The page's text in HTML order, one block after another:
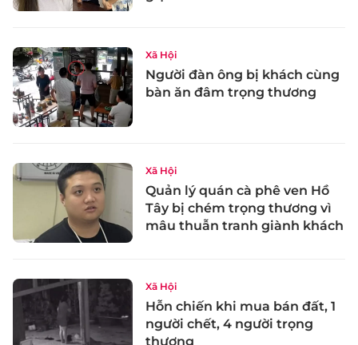
Xã Hội
Người đàn ông bị khách cùng
bàn ăn đâm trọng thương
Xã Hội
Quản lý quán cà phê ven Hồ
Tây bị chém trọng thương vì
mâu thuẫn tranh giành khách
Xã Hội
Hỗn chiến khi mua bán đất, 1
người chết, 4 người trọng
thương